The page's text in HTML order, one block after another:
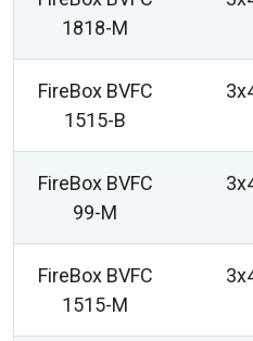
1818-M
FireBox BVFC
1515-B
FireBox BVFC
99-M
FireBox BVFC
1515-M